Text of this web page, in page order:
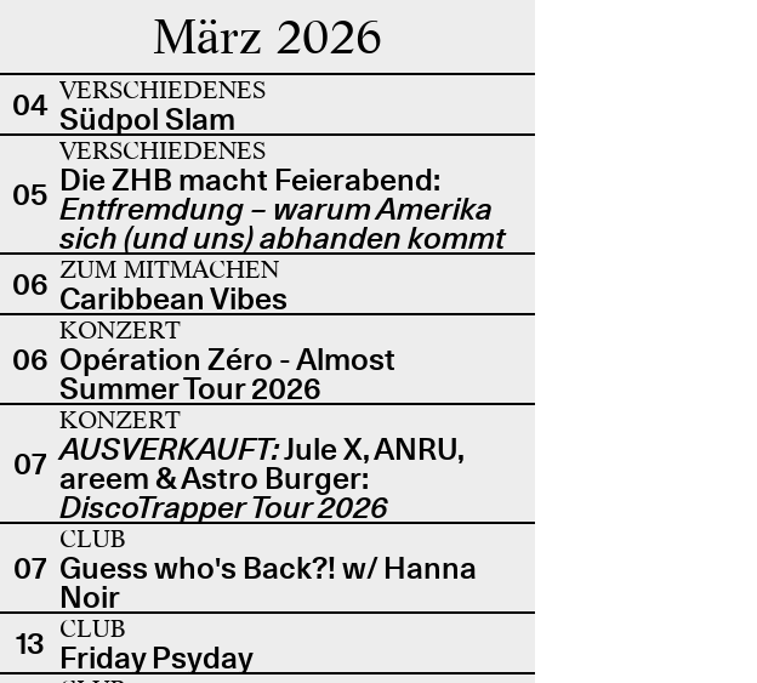
März 2026
04 VERSCHIEDENES
Südpol Slam
05
VERSCHIEDENES
Die ZHB macht Feierabend:
Entfremdung – warum Amerika
sich (und uns) abhanden kommt
06 ZUM MITMACHEN
Caribbean Vibes
06
KONZERT
Opération Zéro - Almost
Summer Tour 2026
07
KONZERT
AUSVERKAUFT:Jule X, ANRU,
areem & Astro Burger:
DiscoTrapper Tour 2026
07
CLUB
Guess who's Back?! w/ Hanna
Noir
13 CLUB
Friday Psyday